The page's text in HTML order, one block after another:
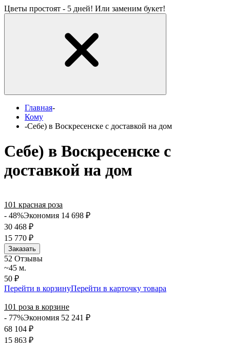
Цветы простоят - 5 дней! Или заменим букет!
Главная-
Кому
-Себе) в Воскресенске с доставкой на дом
Себе) в Воскресенске с
доставкой на дом
101 красная роза
- 48%Экономия 14 698 ₽
30 468 ₽
15 770 ₽
Заказать
52 Отзывы
~45 м.
50 ₽
Перейти в корзинуПерейти в карточку товара
101 роза в корзине
- 77%Экономия 52 241 ₽
68 104 ₽
15 863 ₽